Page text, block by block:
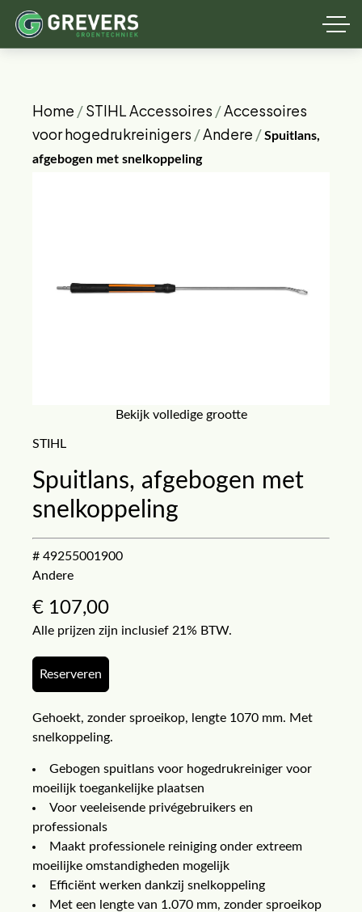
Home /STIHL Accessoires /Accessoires
voor hogedrukreinigers /Andere /Spuitlans,
afgebogen met snelkoppeling
Bekijk volledige grootte
STIHL
Spuitlans, afgebogen met
snelkoppeling
# 49255001900
Andere
€ 107,00
Alle prijzen zijn inclusief 21% BTW.
Reserveren
Gehoekt, zonder sproeikop, lengte 1070 mm. Met
snelkoppeling.
Gebogen spuitlans voor hogedrukreiniger voor
moeilijk toegankelijke plaatsen
Voor veeleisende privégebruikers en
professionals
Maakt professionele reiniging onder extreem
moeilijke omstandigheden mogelijk
Efficiënt werken dankzij snelkoppeling
Met een lengte van 1.070 mm, zonder sproeikop